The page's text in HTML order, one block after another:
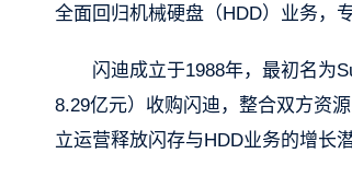
全面回归机械硬盘（HDD）业务，
闪迪成立于1988年，最初名为
8.29亿元）收购闪迪，整合双方资
立运营释放闪存与HDD业务的增长潜